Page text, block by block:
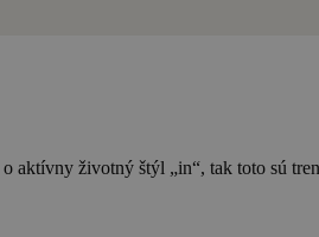
aktívny životný štýl „in“, tak toto sú